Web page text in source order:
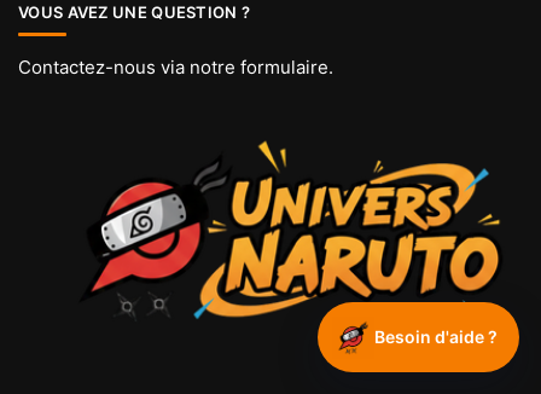
VOUS AVEZ UNE QUESTION ?
Contactez-nous via notre formulaire.
Besoin d'aide ?